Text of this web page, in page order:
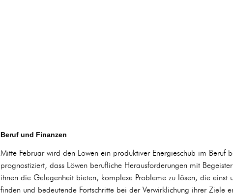
Beruf und Finanzen
Mitte Februar wird den Löwen ein produktiver Energieschub im Beruf
prognostiziert, dass Löwen berufliche Herausforderungen mit
ihnen die Gelegenheit bieten, komplexe Probleme zu lösen, die einst
finden und bedeutende Fortschritte bei der Verwirklichung ihrer Ziele